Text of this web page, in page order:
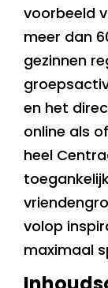
voorbeeld
meer dan
gezinnen
en het
online als
heel
volop
maximaal